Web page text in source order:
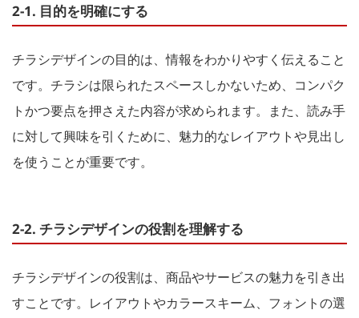
2-1. 目的を明確にする
チラシデザインの目的は、情報をわかりやすく伝えること
です。チラシは限られたスペースしかないため、コンパク
トかつ要点を押さえた内容が求められます。また、読み手
に対して興味を引くために、魅力的なレイアウトや見出し
を使うことが重要です。
2-2. チラシデザインの役割を理解する
チラシデザインの役割は、商品やサービスの魅力を引き出
すことです。レイアウトやカラースキーム、フォントの選